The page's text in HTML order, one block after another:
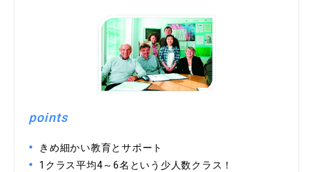
points
きめ細かい教育とサポート
1クラス平均4～6名という少人数クラス！